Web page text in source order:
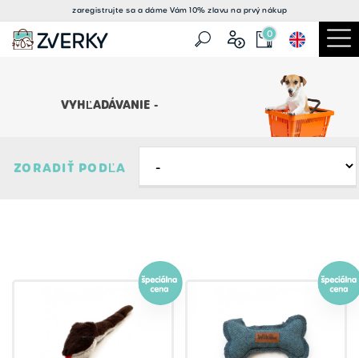
zaregistrujte sa a dáme Vám 10% zlavu na prvý nákup
0
VYHĽADÁVANIE -
ZORADIŤ PODĽA